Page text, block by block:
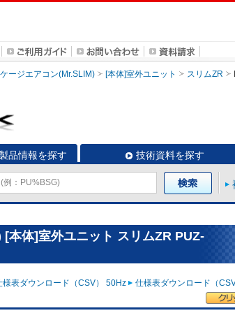
ージエアコン(Mr.SLIM) [本体]室外ユニット スリムZR
品情報を探す 技術資料を探す
本体]室外ユニット スリムZR PUZ-
様表ダウンロード（CSV） 50Hz 仕様表ダウンロード（